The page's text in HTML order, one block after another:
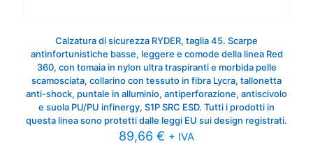
Calzatura di sicurezza RYDER, taglia 45. Scarpe
antinfortunistiche basse, leggere e comode della linea Red
360, con tomaia in nylon ultra traspiranti e morbida pelle
scamosciata, collarino con tessuto in fibra Lycra, tallonetta
anti-shock, puntale in alluminio, antiperforazione, antiscivolo
e suola PU/PU infinergy, S1P SRC ESD. Tutti i prodotti in
questa linea sono protetti dalle leggi EU sui design registrati.
89,66 € + IVA